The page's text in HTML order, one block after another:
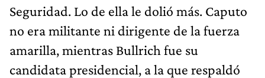
Seguridad. Lo de ella le dolió más. Caputo
no era militante ni dirigente de la fuerza
amarilla, mientras Bullrich fue su
candidata presidencial, a la que respaldó